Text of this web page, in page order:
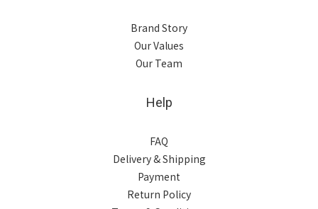
Brand Story
Our Values
Our Team
Help
FAQ
Delivery & Shipping
Payment
Return Policy